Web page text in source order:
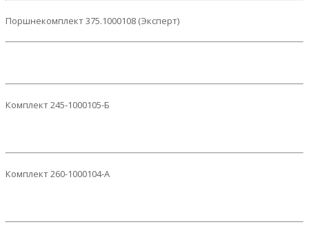
Поршнекомплект 375.1000108 (Эксперт)
Комплект 245-1000105-Б
Комплект 260-1000104-А